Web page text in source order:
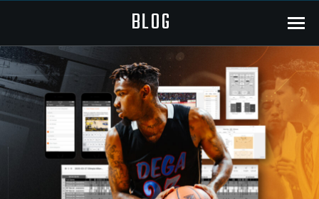
BLOG Menu